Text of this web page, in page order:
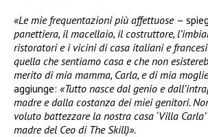
«Le mie frequentazioni più affettuose –
panettiera, il macellaio, il costruttore,
ristoratori e i vicini di casa italiani e francesi.
quella che sentiamo casa e che non
merito di mia mamma, Carla, e di mia
aggiunge: «Tutto nasce dal genio e
madre e dalla costanza dei miei genitori.
voluto battezzare la nostra casa ‘Villa
madre del Ceo di The Skill)».